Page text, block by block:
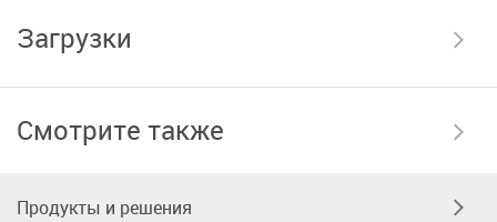
Загрузки
Смотрите также
Продукты и решения